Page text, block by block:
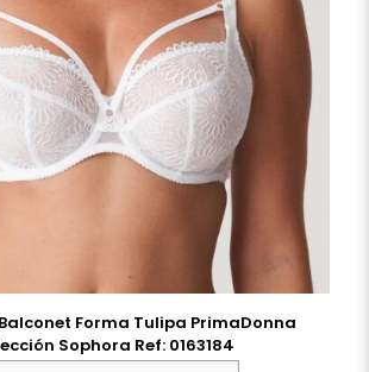
Forma Tulipa PrimaDonna
Sophora Ref: 0163184